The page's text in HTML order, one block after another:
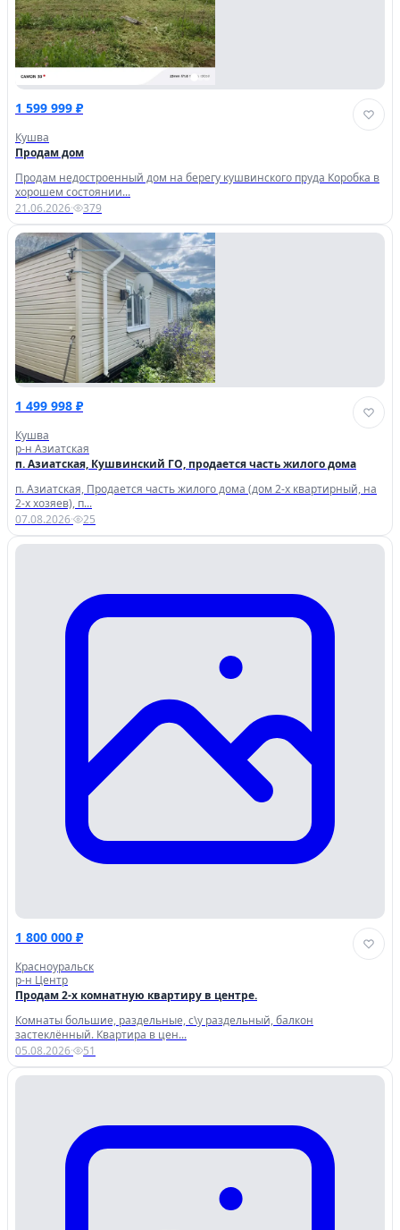
1 599 999 ₽
Кушва
Продам дом
Продам недостроенный дом на берегу кушвинского пруда Коробка в
хорошем состоянии...
21.06.2026· 379
1 499 998 ₽
Кушва
р-н Азиатская
п. Азиатская, Кушвинский ГО, продается часть жилого дома
п. Азиатская, Продается часть жилого дома (дом 2-х квартирный, на
2-х хозяев), п...
07.08.2026· 25
1 800 000 ₽
Красноуральск
р-н Центр
Продам 2-х комнатную квартиру в центре.
Комнаты большие, раздельные, с\у раздельный, балкон
застеклённый. Квартира в цен...
05.08.2026· 51